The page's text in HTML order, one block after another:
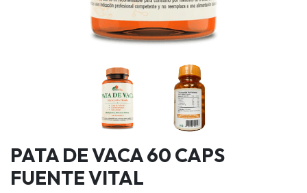
PATA DE VACA 60 CAPS
FUENTE VITAL